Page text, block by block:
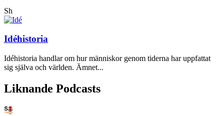
Sh
Idéhistoria
Idéhistoria handlar om hur människor genom tiderna har uppfattat
sig själva och världen. Ämnet...
Liknande Podcasts